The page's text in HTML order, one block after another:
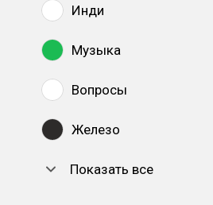
Инди
Музыка
Вопросы
Железо
Показать все